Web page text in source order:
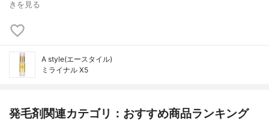
きを見る
A style(エースタイル)
ミライナル X5
発毛剤関連カテゴリ：おすすめ商品ランキング